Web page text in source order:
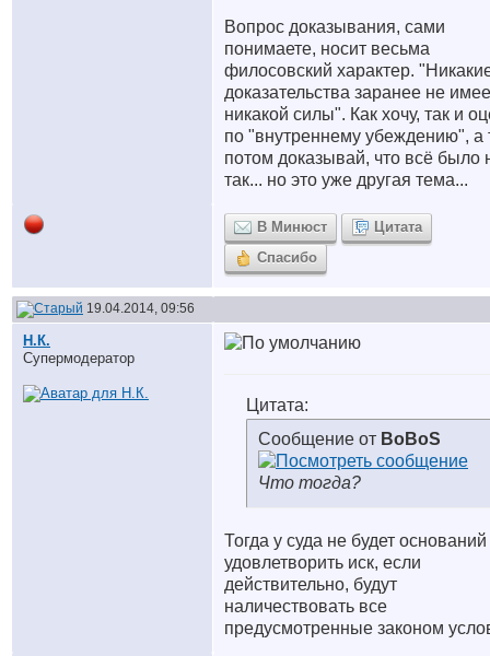
Вопрос доказывания, сами
понимаете, носит весьма
филосовский характер.
доказательства заранее не
никакой силы". Как хочу, так и
по "внутреннему убеждению", а
потом доказывай, что всё было
так... но это уже другая тема...
В Минюст
Цитата
Спасибо
19.04.2014, 09:56
Н.К.
Супермодератор
Цитата:
Сообщение от BoBoS
Что тогда?
Тогда у суда не будет
удовлетворить иск, если
действительно, будут
наличествовать все
предусмотренные законом